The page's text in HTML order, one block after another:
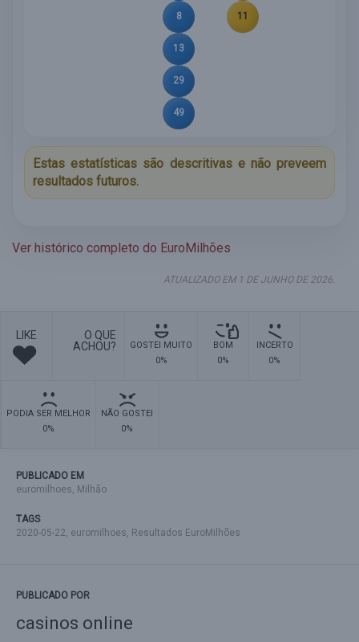
8
13
29
49
11
Estas estatísticas são descritivas e não preveem
resultados futuros.
Ver histórico completo do EuroMilhões
ATUALIZADO EM 1 DE JUNHO DE 2026.
LIKE
O QUE
ACHOU?
GOSTEI MUITO
0%
BOM
0%
INCERTO
0%
PODIA SER MELHOR
0%
NÃO GOSTEI
0%
PUBLICADO EM
euromilhoes, Milhão
TAGS
2020-05-22, euromilhoes, Resultados EuroMilhões
PUBLICADO POR
casinos online